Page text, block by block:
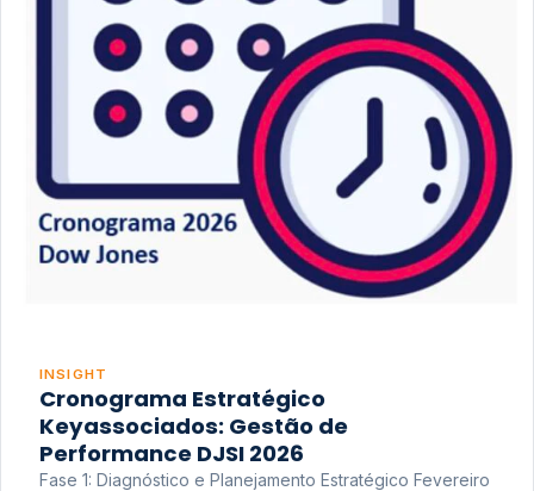
INSIGHT
Cronograma Estratégico
Keyassociados: Gestão de
Performance DJSI 2026
Fase 1: Diagnóstico e Planejamento Estratégico Fevereiro